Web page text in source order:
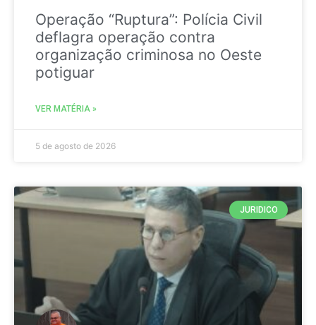
Operação “Ruptura”: Polícia Civil
deflagra operação contra
organização criminosa no Oeste
potiguar
VER MATÉRIA »
5 de agosto de 2026
JURIDICO